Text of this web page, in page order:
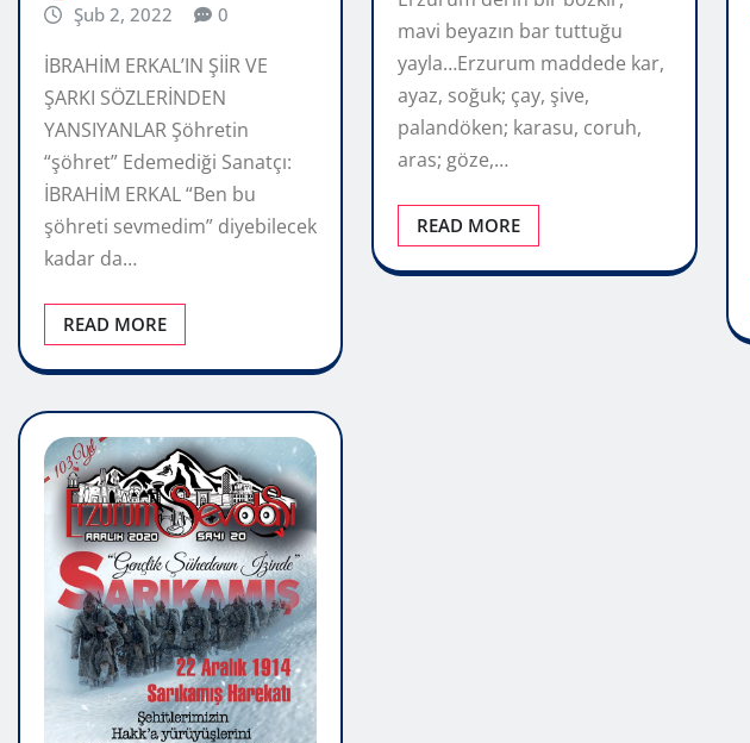
Şub 2, 2022
0
İBRAHİM ERKAL’IN ŞİİR VE
ŞARKI SÖZLERİNDEN
YANSIYANLAR Şöhretin
“şöhret” Edemediği Sanatçı:
İBRAHİM ERKAL “Ben bu
şöhreti sevmedim” diyebilecek
kadar da…
READ MORE
mavi beyazın bar tuttuğu
yayla…Erzurum maddede kar,
ayaz, soğuk; çay, şive,
palandöken; karasu, coruh,
aras; göze,…
READ MORE